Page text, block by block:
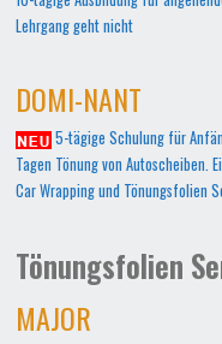
Lehrgang geht nicht
DOMI-NANT
5-tägige Schulung für
Tagen Tönung von Autoscheiben.
Car Wrapping und Tönungsfolien
Tönungsfolien
MAJOR